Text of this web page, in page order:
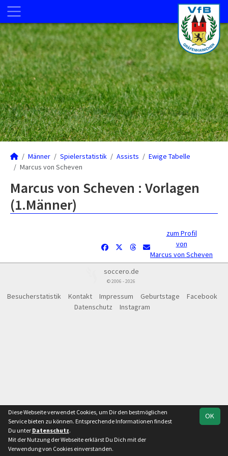
Männer Spielerstatistik Assists
Ewige Tabelle
Marcus von Scheven
Marcus von Scheven : Vorlagen
(1.Männer)
zum Profil
von
Marcus von Scheven
soccero.de
© 2006 - 2026
Besucherstatistik Kontakt Impressum Geburtstage
Facebook
Datenschutz
Instagram
OK
Diese Webseite verwendet Cookies, um Dir den bestmöglichen
Service bieten zu können. Entsprechende Informationen findest
Du unter Datenschutz.
Mit der Nutzung der Webseite erklärst Du Dich mit der
Verwendung von Cookies einverstanden.